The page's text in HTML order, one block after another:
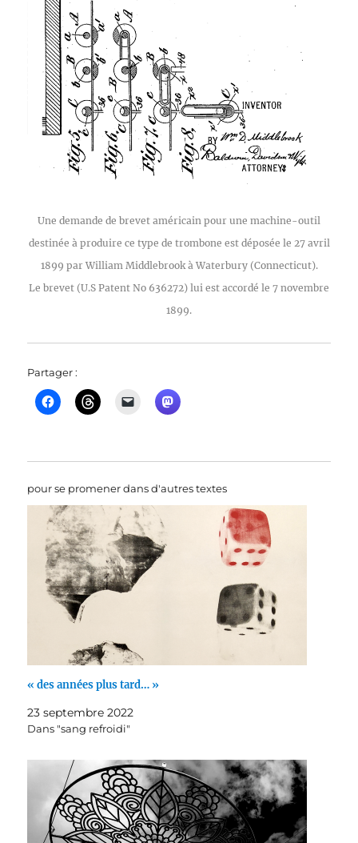
Une demande de brevet américain pour une machine-outil
destinée à produire ce type de trombone est déposée le 27 avril
1899 par William Middlebrook à Waterbury (Connecticut).
Le brevet (U.S Patent No 636272) lui est accordé le 7 novembre
1899.
Partager :
pour se promener dans d'autres textes
« des années plus tard… »
23 septembre 2022
Dans "sang refroidi"